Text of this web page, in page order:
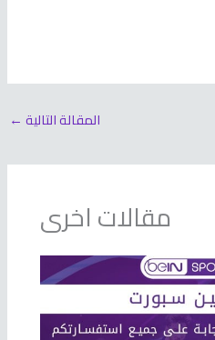
المقالة التالية ←
مقالات اخرى